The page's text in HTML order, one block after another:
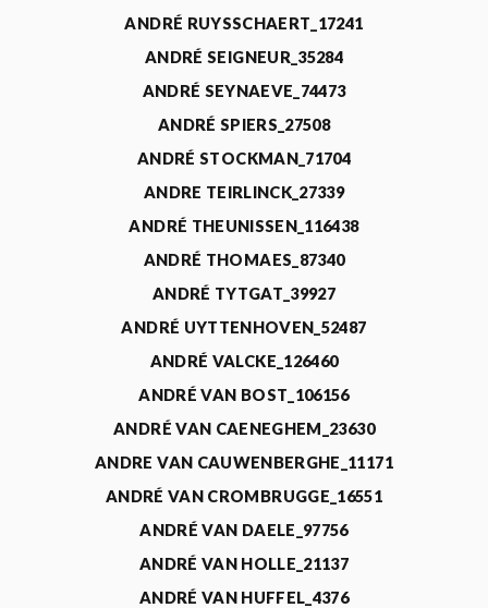
ANDRÉ RUYSSCHAERT_17241
ANDRÉ SEIGNEUR_35284
ANDRÉ SEYNAEVE_74473
ANDRÉ SPIERS_27508
ANDRÉ STOCKMAN_71704
ANDRE TEIRLINCK_27339
ANDRÉ THEUNISSEN_116438
ANDRÉ THOMAES_87340
ANDRÉ TYTGAT_39927
ANDRÉ UYTTENHOVEN_52487
ANDRÉ VALCKE_126460
ANDRÉ VAN BOST_106156
ANDRÉ VAN CAENEGHEM_23630
ANDRE VAN CAUWENBERGHE_11171
ANDRÉ VAN CROMBRUGGE_16551
ANDRÉ VAN DAELE_97756
ANDRÉ VAN HOLLE_21137
ANDRÉ VAN HUFFEL_4376